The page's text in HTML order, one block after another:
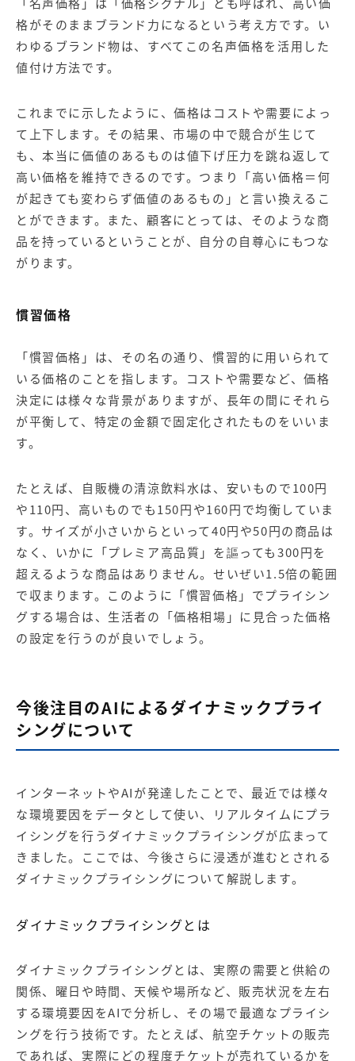
格がそのままブランド力になるという考え方です。い
わゆるブランド物は、すべてこの名声価格を活用した
値付け方法です。
これまでに示したように、価格はコストや需要によっ
て上下します。その結果、市場の中で競合が生じて
も、本当に価値のあるものは値下げ圧力を跳ね返して
高い価格を維持できるのです。つまり「高い価格＝何
が起きても変わらず価値のあるもの」と言い換えるこ
とができます。また、顧客にとっては、そのような商
品を持っているということが、自分の自尊心にもつな
がります。
慣習価格
「慣習価格」は、その名の通り、慣習的に用いられて
いる価格のことを指します。コストや需要など、価格
決定には様々な背景がありますが、長年の間にそれら
が平衡して、特定の金額で固定化されたものをいいま
す。
たとえば、自販機の清涼飲料水は、安いもので100円
や110円、高いものでも150円や160円で均衡していま
す。サイズが小さいからといって40円や50円の商品は
なく、いかに「プレミア高品質」を謳っても300円を
超えるような商品はありません。せいぜい1.5倍の範囲
で収まります。このように「慣習価格」でプライシン
グする場合は、生活者の「価格相場」に見合った価格
の設定を行うのが良いでしょう。
今後注目のAIによるダイナミックプライ
シングについて
インターネットやAIが発達したことで、最近では様々
な環境要因をデータとして使い、リアルタイムにプラ
イシングを行うダイナミックプライシングが広まって
きました。ここでは、今後さらに浸透が進むとされる
ダイナミックプライシングについて解説します。
ダイナミックプライシングとは
ダイナミックプライシングとは、実際の需要と供給の
関係、曜日や時間、天候や場所など、販売状況を左右
する環境要因をAIで分析し、その場で最適なプライシ
ングを行う技術です。たとえば、航空チケットの販売
であれば、実際にどの程度チケットが売れているかを